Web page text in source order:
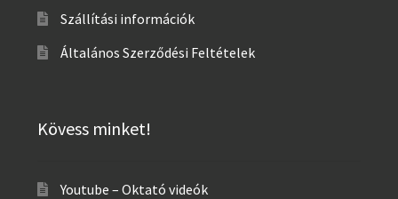
Szállítási információk
Általános Szerződési Feltételek
Kövess minket!
Youtube – Oktató videók